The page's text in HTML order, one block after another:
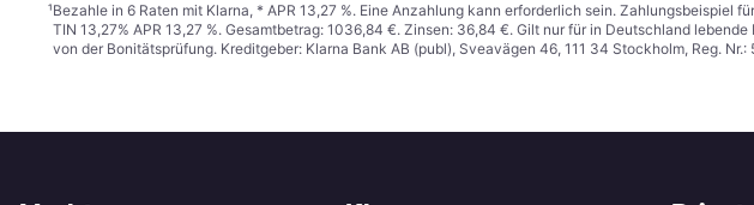
¹Bezahle in 6 Raten mit Klarna, * APR 13,27 %. Eine Anzahlung kann erforderlich sein.
TIN 13,27% APR 13,27 %. Gesamtbetrag: 1036,84 €. Zinsen: 36,84 €. Gilt nur für in Deutschland
von der Bonitätsprüfung. Kreditgeber: Klarna Bank AB (publ), Sveavägen 46, 111 34 Stockholm, Reg.